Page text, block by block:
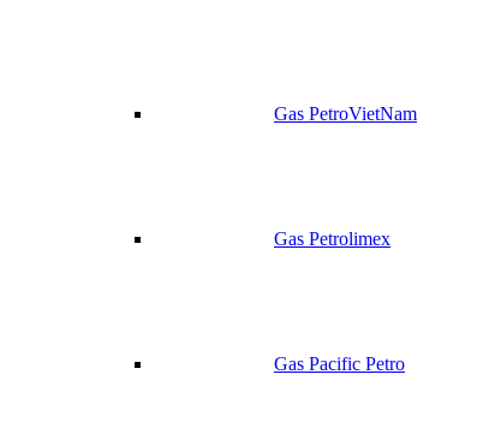
Gas PetroVietNam
Gas Petrolimex
Gas Pacific Petro